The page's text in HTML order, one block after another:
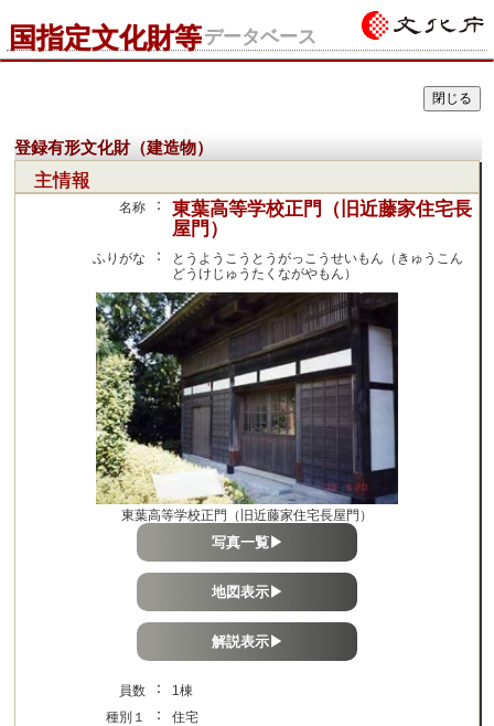
国指定文化財等データベース
登録有形文化財（建造物）
主情報
名称 ：
東葉高等学校正門（旧近藤家住宅長
屋門）
ふりがな ：
とうようこうとうがっこうせいもん（きゅうこん
どうけじゅうたくながやもん）
東葉高等学校正門（旧近藤家住宅長屋門）
写真一覧▶
地図表示▶
解説表示▶
員数 ：
1棟
種別１
：
住宅